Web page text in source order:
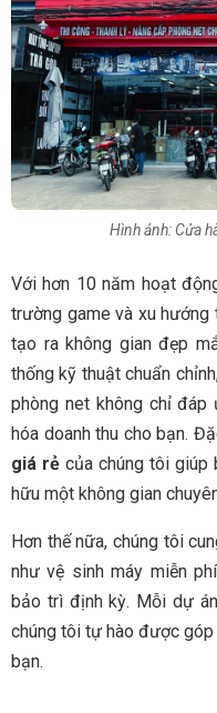
Hình ảnh: Cửa
Với hơn 10 năm hoạt
trường game và xu
tạo ra không gian đẹp
thống kỹ thuật chuẩn
phòng net không chỉ
hóa doanh thu cho bạn.
giá rẻcủa chúng tôi giúp
hữu một không gian
Hơn thế nữa, chúng tôi
như vệ sinh máy miễn
bảo trì định kỳ. Mỗi dự
chúng tôi tự hào được góp
bạn.